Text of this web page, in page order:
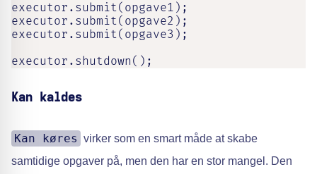
executor.submit(opgave1);
executor.submit(opgave2);
executor.submit(opgave3);
executor.shutdown();
Kan kaldes
Kan køres virker som en smart måde at skabe
samtidige opgaver på, men den har en stor mangel. Den